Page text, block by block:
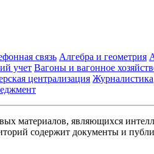
связь Алгебра и геометрия
учет Вагоны и вагонное
централизация Журналистика
материалов, являющихся
содержит документы и